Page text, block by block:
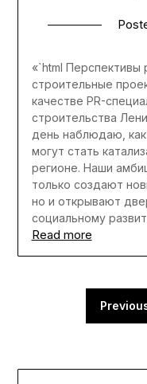
«`html Перспективы
строительные
качестве PR-
строительства
день наблюдаю,
могут стать
регионе. Наши
только создают
но и открывают
социальному
Read more
Пагинация
записей